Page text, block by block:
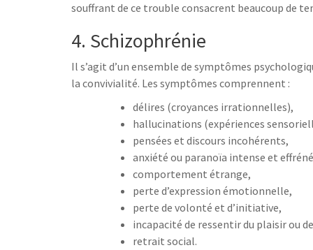
souffrant de ce trouble consacrent beaucoup de
4. Schizophrénie
Il s’agit d’un ensemble de symptômes
la convivialité. Les symptômes comprennent :
délires (croyances irrationnelles),
hallucinations (expériences
pensées et discours incohérents,
anxiété ou paranoïa intense et
comportement étrange,
perte d’expression émotionnelle,
perte de volonté et d’initiative,
incapacité de ressentir du plaisir ou
retrait social.